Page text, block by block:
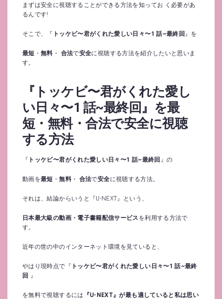
まずは安全に視聴することができる方法を知ってお く必要があ
るんです!
そこで、『 トッケビ〜君がくれた愛しい日々〜1 話~最終回 』を
最短 ・無料 ・ 合法で安全に視聴する方法を紹介したいと思いま
す。
『トッケビ〜君がくれた愛し
い日々〜1 話~最終回』を最
短・無料・合法で安全に視聴
する方法
『 トッケビ〜君がくれた愛しい日々〜1 話~最終回 』の
動画を最短 ・無料・ 合法で安全に視聴する方法。
それは、結論からいうと『U-NEXT』という、
日本最大級の動画・電子書籍配信サービス を利用する方法で
す。
近年の世の中のインターネット環境を見ていると、
やはり現時点で『 トッケビ〜君がくれた愛しい日々〜1 話~最終
回 』
を無料で視聴するには
『U-NEXT』が最も適していると私は思い